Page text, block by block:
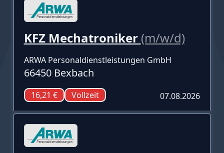
KFZ Mechatroniker (m/w/d)
ARWA Personaldienstleistungen GmbH
66450 Bexbach
16,21 € Vollzeit 07.08.2026